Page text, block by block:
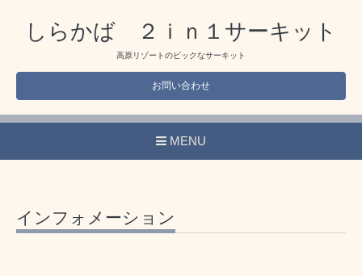
しらかば ２ｉｎ１サーキット
高原リゾートのビックなサーキット
お問い合わせ
MENU
インフォメーション